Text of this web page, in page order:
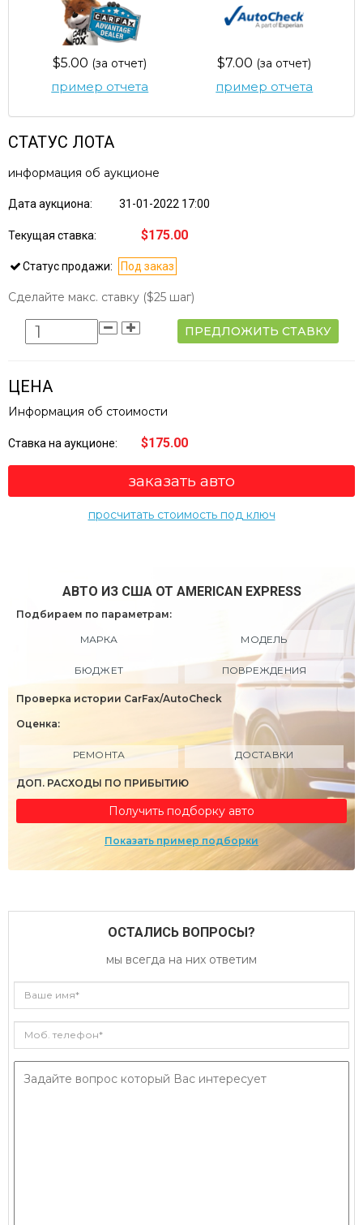
$5.00 (за отчет)
пример отчета
$7.00 (за отчет)
пример отчета
СТАТУС ЛОТА
информация об аукционе
Дата аукциона: 31-01-2022 17:00
Текущая ставка: $175.00
Статус продажи: Под заказ
Сделайте макс. ставку ($25 шаг)
ПРЕДЛОЖИТЬ СТАВКУ
ЦЕНА
Информация об стоимости
Ставка на аукционе: $175.00
заказать авто
просчитать стоимость под ключ
АВТО ИЗ США ОТ AMERICAN EXPRESS
Подбираем по параметрам:
МАРКА МОДЕЛЬ
БЮДЖЕТ ПОВРЕЖДЕНИЯ
Проверка истории CarFax/AutoCheck
Оценка:
РЕМОНТА ДОСТАВКИ
ДОП. РАСХОДЫ ПО ПРИБЫТИЮ
Получить подборку авто
Показать пример подборки
ОСТАЛИСЬ ВОПРОСЫ?
мы всегда на них ответим